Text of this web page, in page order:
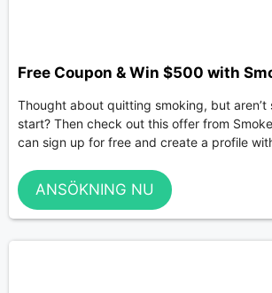
Free Coupon & Win $500 with
Thought about quitting smoking, but aren’t
start? Then check out this offer from
can sign up for free and create a profile
ANSÖKNING NU